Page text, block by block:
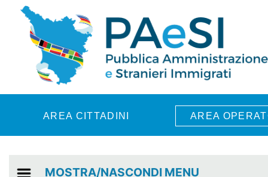
Skip to main content
AREA CITTADINI AREA
MOSTRA/NASCONDI MENU